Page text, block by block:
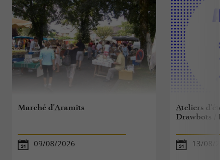
Marché d'Aramits
09/08/2026
Ateliers
Drawbots /
13/08/